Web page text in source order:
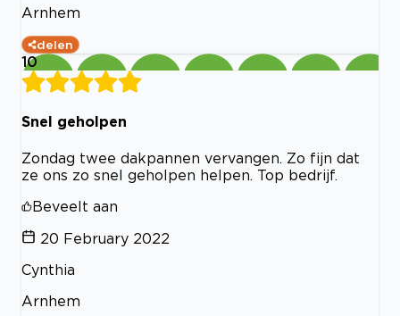
Arnhem
delen
10
Snel geholpen
Zondag twee dakpannen vervangen. Zo fijn dat
ze ons zo snel geholpen helpen. Top bedrijf.
Beveelt aan
20 February 2022
Cynthia
Arnhem